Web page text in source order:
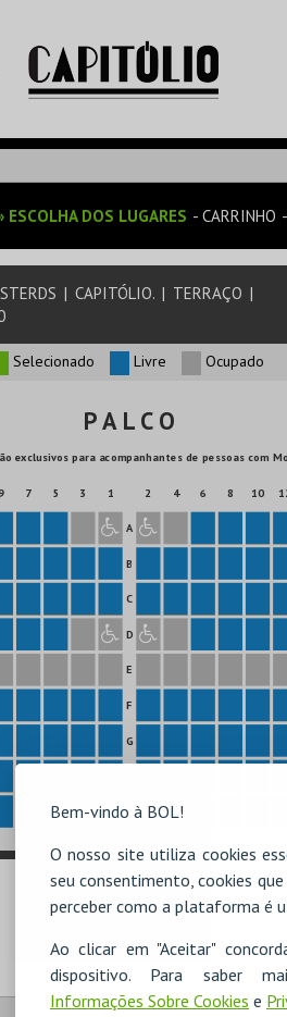
Bem-vindo à BOL!
O nosso site utiliza cookies
seu consentimento, cookies
perceber como a plataforma é
Ao clicar em "Aceitar"
dispositivo. Para saber
Informações Sobre Cookies e
ESCOLHA DOS LUGARES CARRINHO
| CAPITÓLIO. | TERRAÇO |
Selecionado Livre Ocupado
P A L C O
exclusivos para acompanhantes de pessoas com
7 5 3 1 2 4 6 8 10
A
B
C
D
E
F
G
I